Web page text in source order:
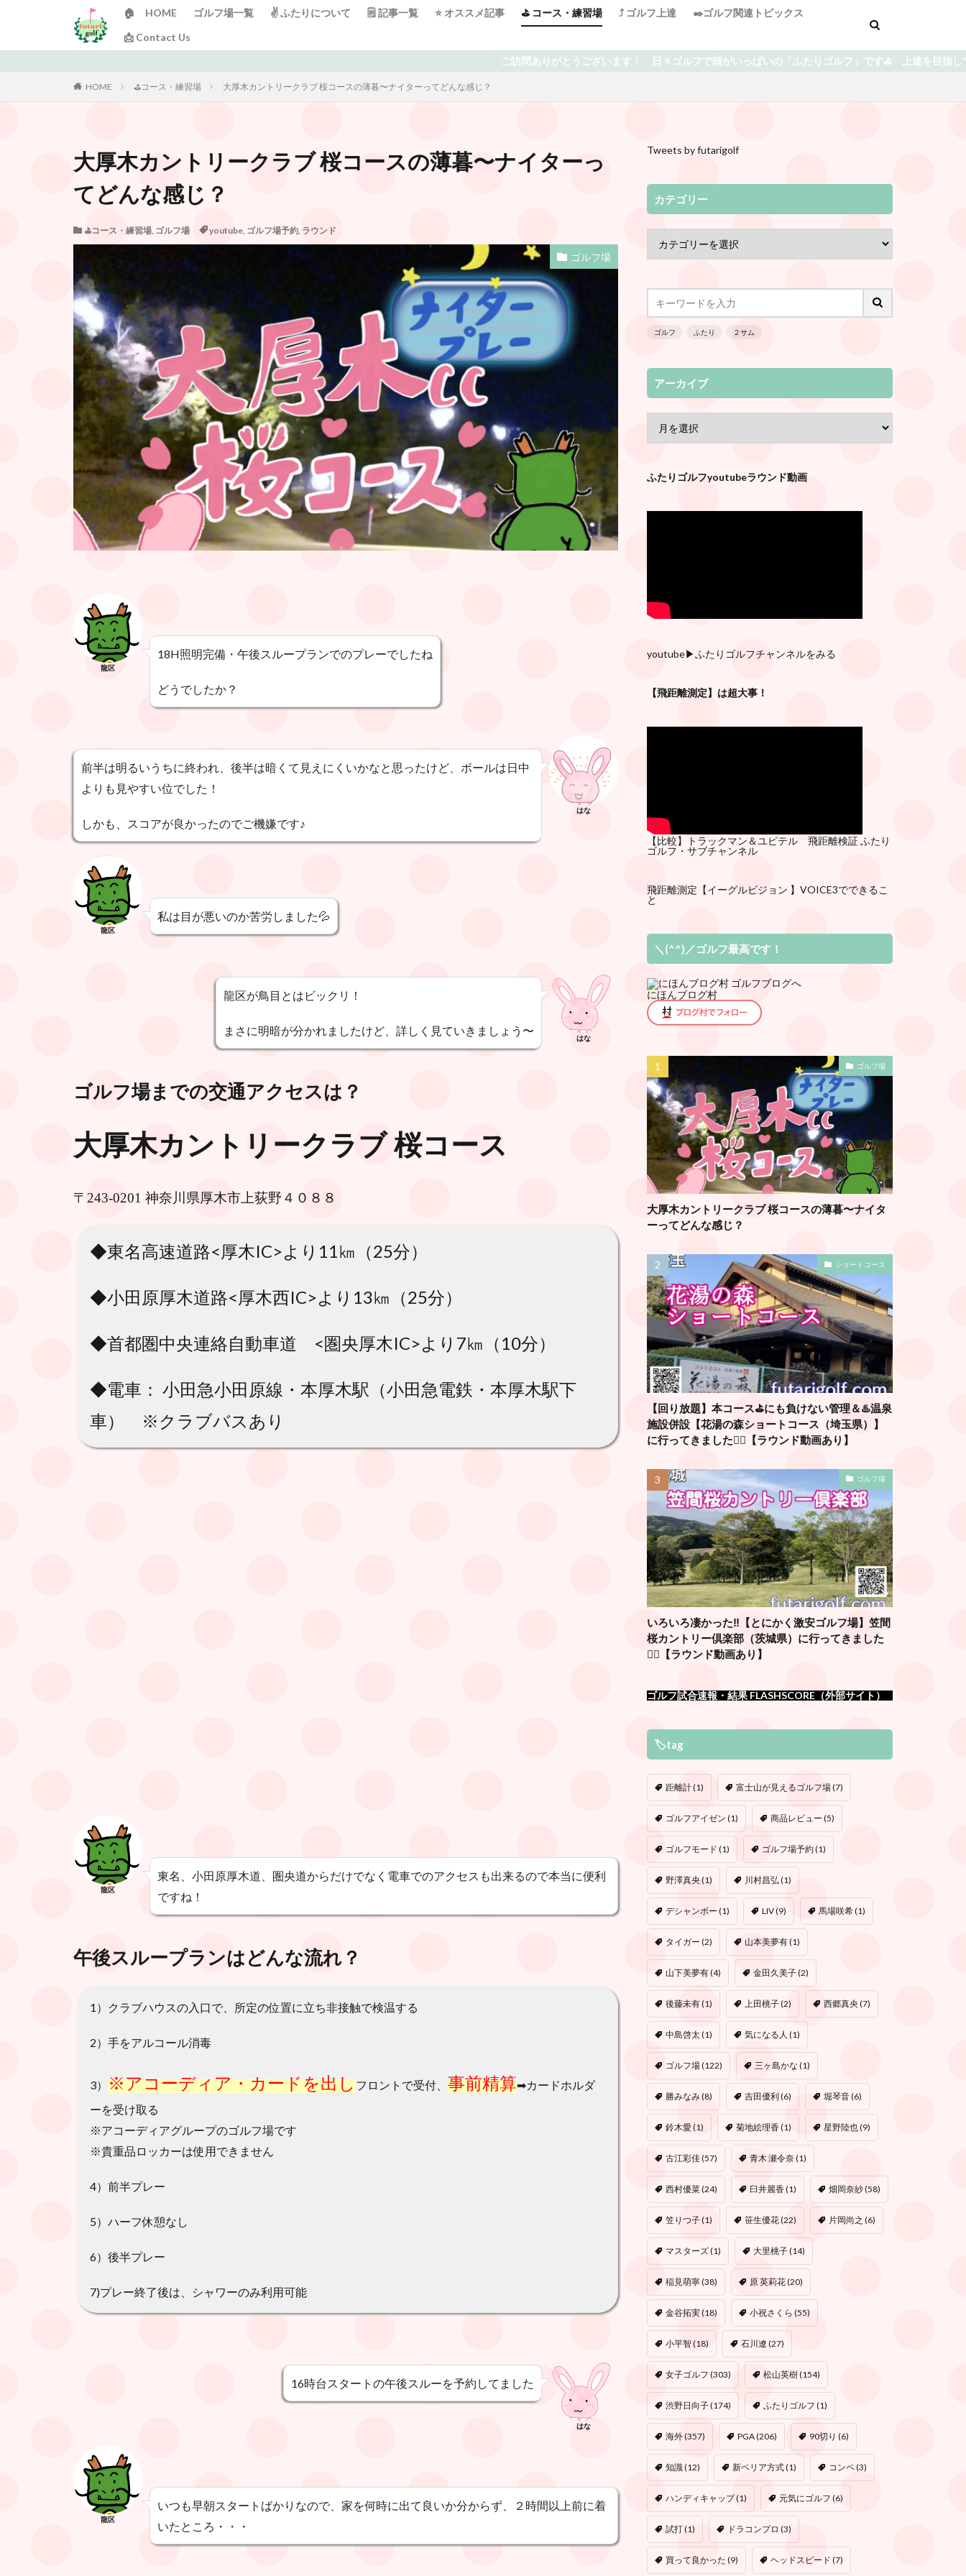
🏠 HOME ゴルフ場一覧 ✌️ ふたりについて 🗒 記事一覧 ⭐️ オススメ記事 ⛳️ コース・練習場 ⤴️ ゴルフ上達
✒️ゴルフ関連トピックス
📩 Contact Us
ご訪問ありがとうございます！ 日々ゴルフで頭がいっぱいの「ふたりゴルフ」です⛳️ 上達を目指している中での失敗や
HOME ⛳️コース・練習場 大厚木カントリークラブ 桜コースの薄暮〜ナイターってどんな感じ？
大厚木カントリークラブ 桜コースの薄暮〜ナイターっ
てどんな感じ？
⛳️コース・練習場, ゴルフ場 youtube, ゴルフ場予約, ラウンド
ゴルフ場
龍区
18H照明完備・午後スループランでのプレーでしたね
どうでしたか？
前半は明るいうちに終われ、後半は暗くて見えにくいかなと思ったけど、ボールは日中
よりも見やすい位でした！
しかも、スコアが良かったのでご機嫌です♪
はな
龍区
私は目が悪いのか苦労しました💦
龍区が鳥目とはビックリ！
まさに明暗が分かれましたけど、詳しく見ていきましょう〜
はな
ゴルフ場までの交通アクセスは？
大厚木カントリークラブ 桜コース
〒243-0201 神奈川県厚木市上荻野４０８８
◆東名高速道路<厚木IC>より11㎞（25分）
◆小田原厚木道路<厚木西IC>より13㎞（25分）
◆首都圏中央連絡自動車道 <圏央厚木IC>より7㎞（10分）
◆電車： 小田急小田原線・本厚木駅（小田急電鉄・本厚木駅下
車） ※クラブバスあり
龍区
東名、小田原厚木道、圏央道からだけでなく電車でのアクセスも出来るので本当に便利
ですね！
午後スループランはどんな流れ？
1）クラブハウスの入口で、所定の位置に立ち非接触で検温する
2）手をアルコール消毒
3） ※アコーディア・カードを出しフロントで受付、 事前精算➡︎カードホルダ
ーを受け取る
※アコーディアグループのゴルフ場です
※貴重品ロッカーは使用できません
4）前半プレー
5）ハーフ休憩なし
6）後半プレー
7)プレー終了後は、シャワーのみ利用可能
16時台スタートの午後スルーを予約してました
はな
龍区
いつも早朝スタートばかりなので、家を何時に出て良いか分からず、２時間以上前に着
いたところ・・・
Tweets by futarigolf
カテゴリー
ゴルフ ふたり ２サム
アーカイブ
ふたりゴルフyoutubeラウンド動画
youtube▶︎ふたりゴルフチャンネルをみる
【飛距離測定】は超大事！
【比較】トラックマン＆ユピテル 飛距離検証ふたり
ゴルフ・サブチャンネル
飛距離測定 【イーグルビジョン 】VOICE3でできるこ
と
＼(^^)／ゴルフ最高です！
にほんブログ村
ゴルフ場
大厚木カントリークラブ 桜コースの薄暮〜ナイタ
ーってどんな感じ？
ショートコース
【回り放題】本コース⛳️にも負けない管理＆♨️温泉
施設併設【花湯の森ショートコース（埼玉県）】
に行ってきました🏌️‍♂️【ラウンド動画あり】
ゴルフ場
いろいろ凄かった‼️【とにかく激安ゴルフ場】笠間
桜カントリー倶楽部（茨城県）に行ってきました
🏌️‍♂️【ラウンド動画あり】
ゴルフ試合速報・結果 FLASHSCORE（外部サイト）
🏷tag
距離計(1) 富士山が見えるゴルフ場(7)
ゴルフアイゼン (1) 商品レビュー (5)
ゴルフモード (1) ゴルフ場予約(1)
野澤真央(1) 川村昌弘(1)
デシャンボー (1) LIV(9) 馬場咲希(1)
タイガー (2) 山本美夢有(1)
山下美夢有(4) 金田久美子(2)
後藤未有(1) 上田桃子(2) 西郷真央(7)
中島啓太(1) 気になる人 (1)
ゴルフ場(122) 三ヶ島かな (1)
勝みなみ(8) 吉田優利 (6) 堀琴音(6)
鈴木愛(1) 菊地絵理香(1) 星野陸也(9)
古江彩佳(57) 青木 瀬令奈(1)
西村優菜(24) 臼井麗香(1) 畑岡奈紗(58)
笠りつ子(1) 笹生優花(22) 片岡尚之 (6)
マスターズ(1) 大里桃子(14)
稲見萌寧(38) 原 英莉花(20)
金谷拓実(18) 小祝さくら (55)
小平智(18) 石川遼 (27)
女子ゴルフ (303) 松山英樹(154)
渋野日向子(174) ふたりゴルフ (1)
海外(357) PGA(206) 90切り (6)
知識(12) 新ペリア方式(1) コンペ(3)
ハンディキャップ(1) 元気にゴルフ (6)
試打(1) ドラコンプロ (3)
買って良かった (9) ヘッドスピード (7)